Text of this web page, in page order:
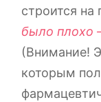
строится на
было плохо
(Внимание!
которым